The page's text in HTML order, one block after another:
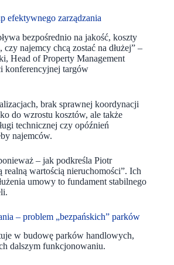
efektywnego zarządzania
bezpośrednio na jakość, koszty
najemcy chcą zostać na dłużej” –
Head of Property Management
konferencyjnej targów
brak sprawnej koordynacji
do wzrostu kosztów, ale także
technicznej czy opóźnień
najemców.
– jak podkreśla Piotr
realną wartością nieruchomości”. Ich
umowy to fundament stabilnego
– problem „bezpańskich” parków
w budowę parków handlowych,
dalszym funkcjonowaniu.